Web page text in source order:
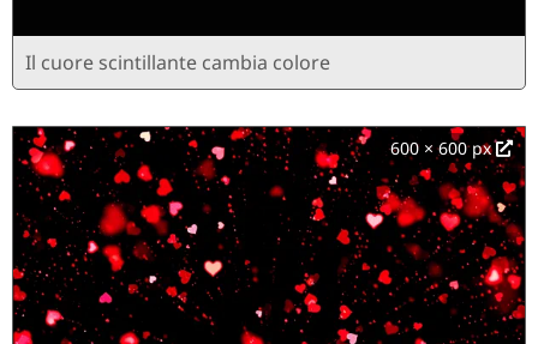
Il cuore scintillante cambia colore
600 × 600 px